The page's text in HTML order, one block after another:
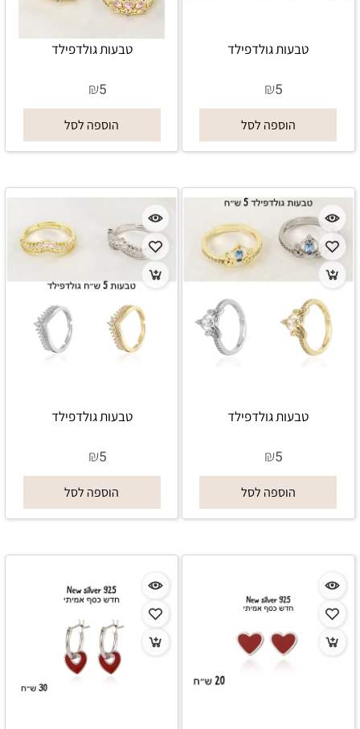
טבעות גולדפילד
₪5
הוספה לסל
טבעות גולדפילד
₪5
הוספה לסל
טבעות גולדפילד
₪5
הוספה לסל
טבעות גולדפילד
₪5
הוספה לסל